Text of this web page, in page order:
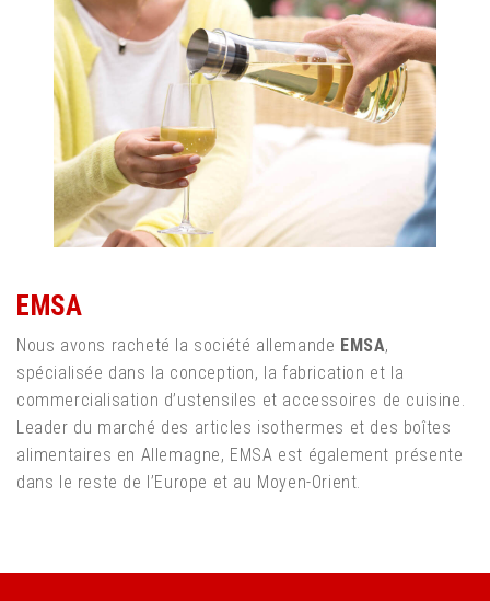
EMSA
Nous avons racheté la société allemande EMSA,
spécialisée dans la conception, la fabrication et la
commercialisation d’ustensiles et accessoires de cuisine.
Leader du marché des articles isothermes et des boîtes
alimentaires en Allemagne, EMSA est également présente
dans le reste de l’Europe et au Moyen-Orient.